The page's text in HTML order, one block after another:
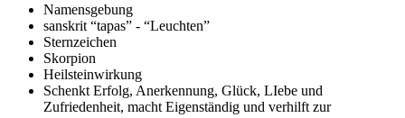
Namensgebung
sanskrit “tapas” - “Leuchten”
Sternzeichen
Skorpion
Heilsteinwirkung
Schenkt Erfolg, Anerkennung, Glück, LIebe und
Zufriedenheit, macht Eigenständig und verhilft zur